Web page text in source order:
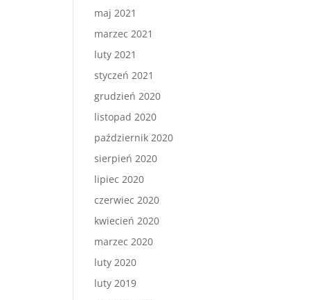
maj 2021
marzec 2021
luty 2021
styczeń 2021
grudzień 2020
listopad 2020
październik 2020
sierpień 2020
lipiec 2020
czerwiec 2020
kwiecień 2020
marzec 2020
luty 2020
luty 2019